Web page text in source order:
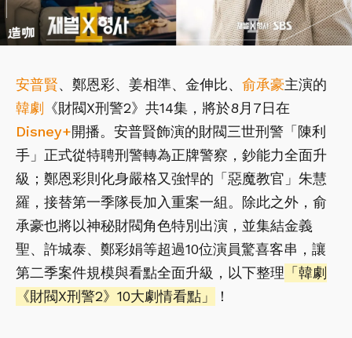
安普賢、鄭恩彩、姜相準、金伸比、 俞承豪主演的
韓劇
《財閥X刑警2》共14集，將於8月7日在
Disney+開播。安普賢飾演的財閥三世刑警「陳利
手」正式從特聘刑警轉為正牌警察，鈔能力全面升
級；鄭恩彩則化身嚴格又強悍的「惡魔教官」朱慧
羅，接替第一季隊長加入重案一組。除此之外，俞
承豪也將以神秘財閥角色特別出演，並集結金義
聖、許城泰、鄭彩娟等超過10位演員驚喜客串，讓
第二季案件規模與看點全面升級，以下整理 「韓劇
《財閥X刑警2》10大劇情看點」
！